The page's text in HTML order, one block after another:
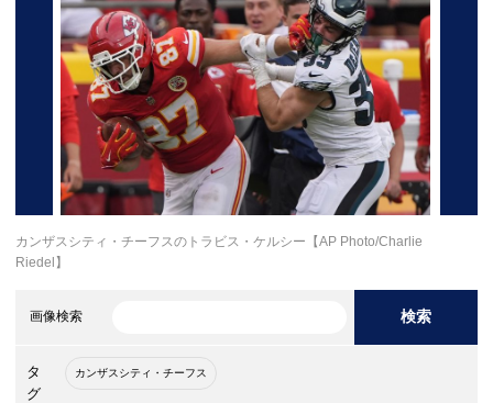
カンザスシティ・チーフスのトラビス・ケルシー【AP Photo/Charlie
Riedel】
画像検索 検索
タ
グ
カンザスシティ・チーフス